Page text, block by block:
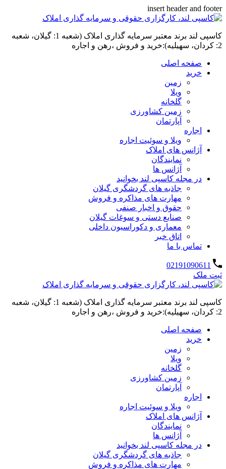
insert header and footer
کاسپی لند برند معتبر سرمایه گذاری املاک (شعبه 1: گیلان، شعبه
2: کردان، سهیلیه):خرید و فروش ،رهن و اجاره
صفحه اصلی
خرید
زمین
ویلا
گلخانه
زمین کشاورزی
آپارتمان
اجاره
ویلا و سوئیت اجاره
آژانس های املاک
نمایندگان
آژانس ها
در مجله کاسپی لند بخوانید
جاذبه های گردشگری گیلان
مهارت های مذاکره و فروش
حقوق و اخبار صنفی
صنایع دستی و سوغات گیلان
معماری و دکوراسیون داخلی
اتاق خبر
تماس با ما
02191090611
ثبت ملک
کاسپی لند برند معتبر سرمایه گذاری املاک (شعبه 1: گیلان، شعبه
2: کردان، سهیلیه):خرید و فروش ،رهن و اجاره
صفحه اصلی
خرید
زمین
ویلا
گلخانه
زمین کشاورزی
آپارتمان
اجاره
ویلا و سوئیت اجاره
آژانس های املاک
نمایندگان
آژانس ها
در مجله کاسپی لند بخوانید
جاذبه های گردشگری گیلان
مهارت های مذاکره و فروش